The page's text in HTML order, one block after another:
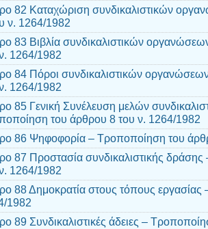
82 Καταχώριση συνδικαλιστικών
ν. 1264/1982
83 Βιβλία συνδικαλιστικών
1264/1982
84 Πόροι συνδικαλιστικών
1264/1982
85 Γενική Συνέλευση μελών
του άρθρου 8 του ν. 1264/1982
86 Ψηφοφορία – Τροποποίηση του
87 Προστασία συνδικαλιστικής
1264/1982
88 Δημοκρατία στους τόπους
1982
89 Συνδικαλιστικές άδειες –